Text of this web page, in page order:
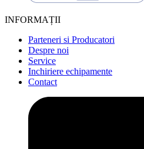
INFORMAȚII
Parteneri si Producatori
Despre noi
Service
Inchiriere echipamente
Contact